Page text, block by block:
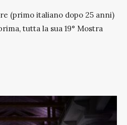
(primo italiano dopo 25 anni)
tutta la sua 19° Mostra